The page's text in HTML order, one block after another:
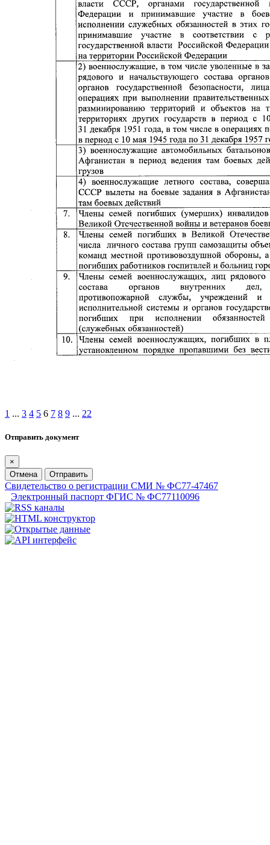
1 ... 3 4 5 6 7 8 9 ... 22
Отправить документ
×
Отмена
Отправить
Свидетельство о регистрации СМИ № ФС77-47467
Электронный паспорт ФГИС № ФС77110096